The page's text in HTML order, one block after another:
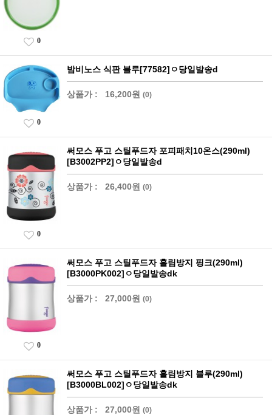
0
밤비노스 식판 블루[77582]ㅇ당일발송d
상품가 : 16,200원 (0)
0
써모스 푸고 스틸푸드자 포피패치10온스(290ml)
[B3002PP2]ㅇ당일발송d
상품가 : 26,400원 (0)
0
써모스 푸고 스틸푸드자 흘림방지 핑크(290ml)
[B3000PK002]ㅇ당일발송dk
상품가 : 27,000원 (0)
0
써모스 푸고 스틸푸드자 흘림방지 블루(290ml)
[B3000BL002]ㅇ당일발송dk
상품가 : 27,000원 (0)